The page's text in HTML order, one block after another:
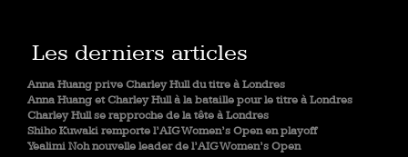
Les derniers articles
Anna Huang prive Charley Hull du titre à Londres
Anna Huang et Charley Hull à la bataille pour le titre à Londres
Charley Hull se rapproche de la tête à Londres
Shiho Kuwaki remporte l’AIG Women’s Open en playoff
Yealimi Noh nouvelle leader de l’AIG Women’s Open